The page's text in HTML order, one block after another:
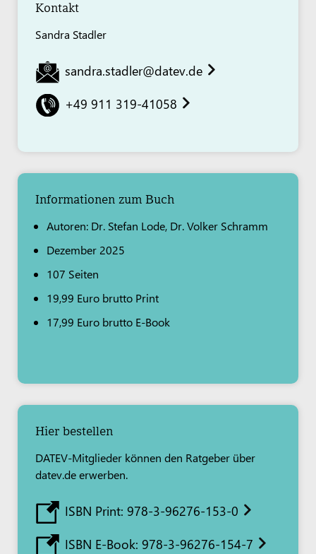
Kontakt
Sandra Stadler
sandra.stadler@datev.de
+49 911 319-41058
Informationen zum Buch
Autoren: Dr. Stefan Lode, Dr. Volker Schramm
Dezember 2025
107 Seiten
19,99 Euro brutto Print
17,99 Euro brutto E-Book
Hier bestellen
DATEV-Mitglieder können den Ratgeber über
datev.de erwerben.
ISBN Print: 978-3-96276-153-0
ISBN E-Book: 978-3-96276-154-7